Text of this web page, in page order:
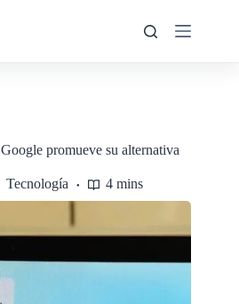
promueve su alternativa
Tecnología 4 mins